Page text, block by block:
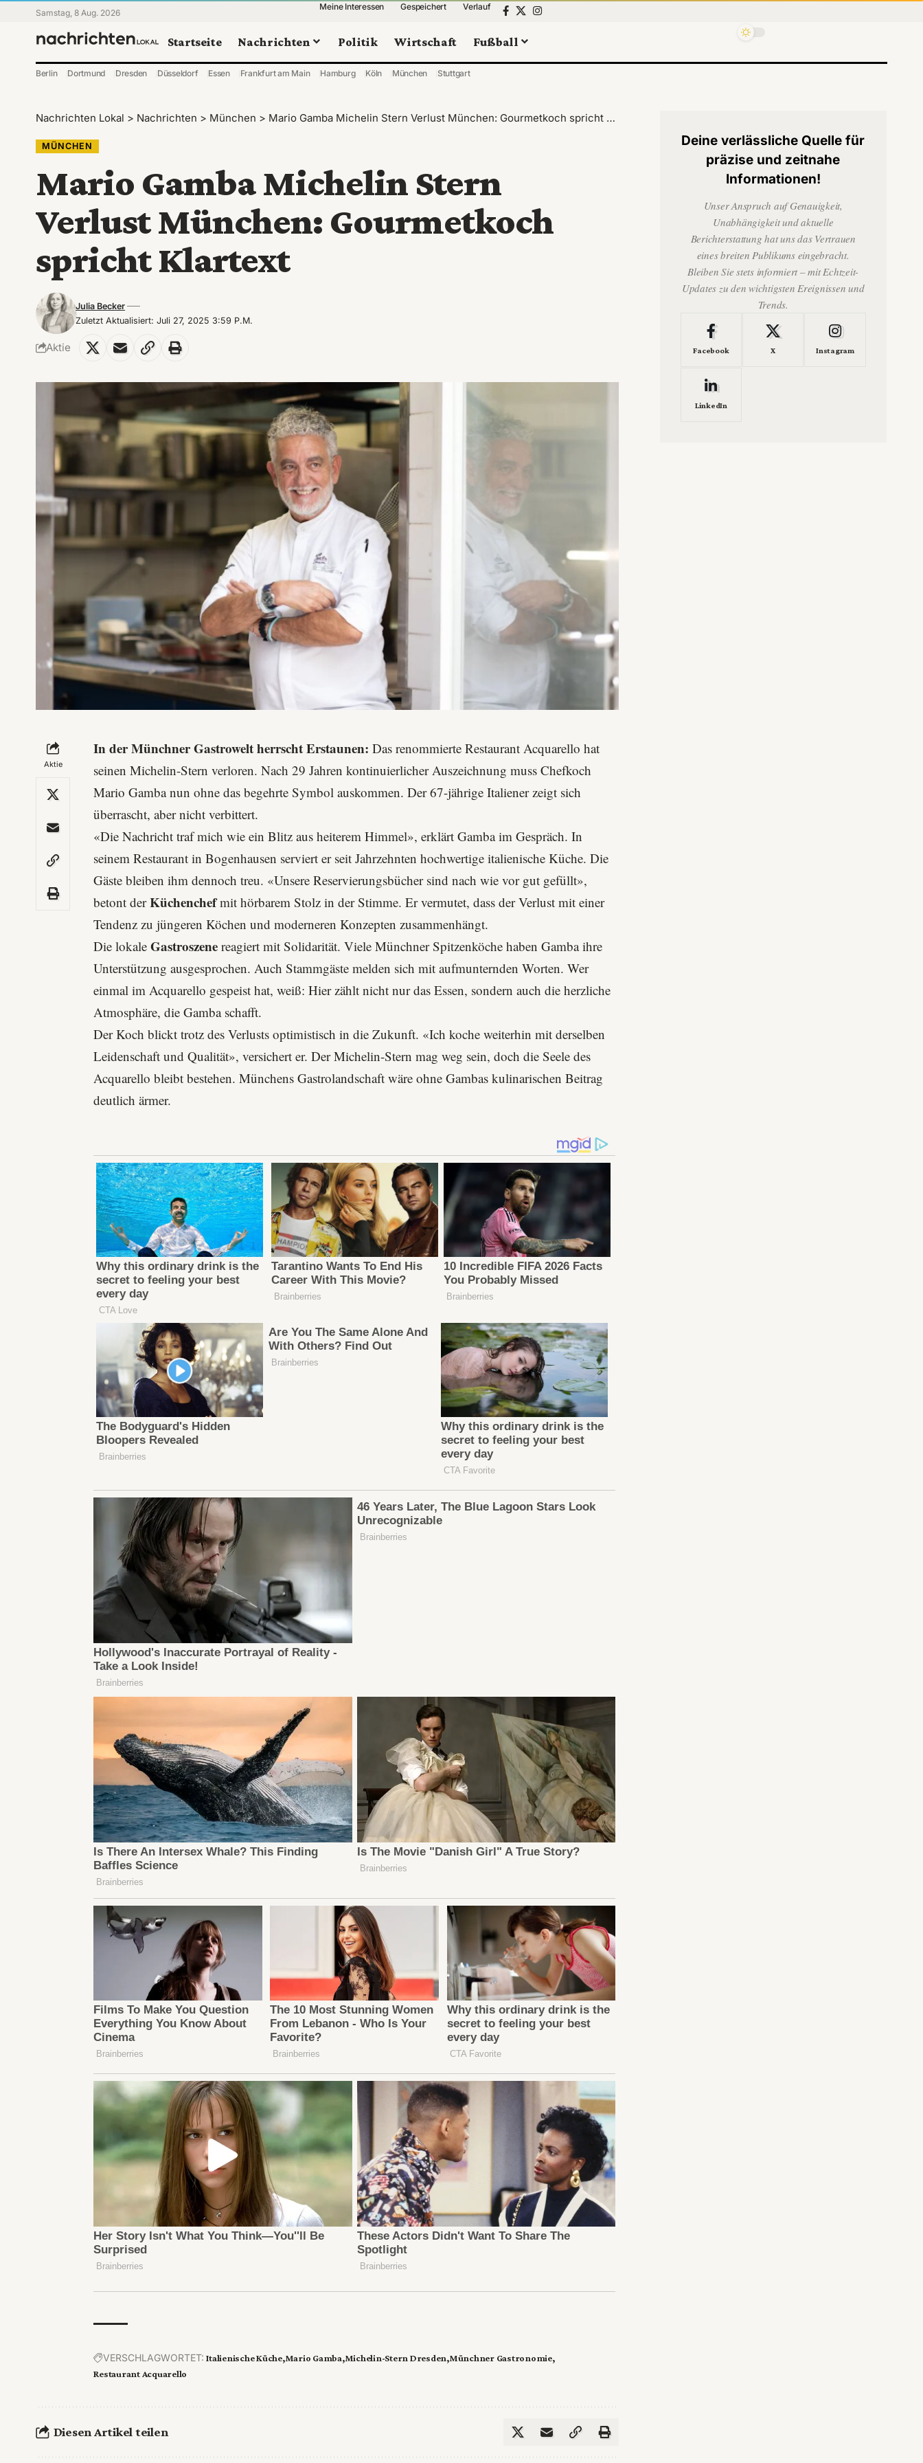
Samstag, 8 Aug. 2026
Meine Interessen Gespeichert Verlauf
Startseite Nachrichten Politik Wirtschaft Fußball
Berlin Dortmund Dresden Düsseldorf Essen Frankfurt am Main Hamburg Köln München Stuttgart
Nachrichten Lokal > Nachrichten > München > Mario Gamba Michelin Stern Verlust München: Gourmetkoch spricht Klartext
MÜNCHEN
Mario Gamba Michelin Stern
Verlust München: Gourmetkoch
spricht Klartext
Zuletzt Aktualisiert: Juli 27, 2025 3:59 P.m.
Julia Becker
Aktie
Aktie
In der Münchner Gastrowelt herrscht Erstaunen: Das renommierte RestaurantAcquarello hat
seinen Michelin-Stern verloren. Nach 29 Jahren kontinuierlicher Auszeichnung muss Chefkoch
Mario Gamba nun ohne das begehrte Symbol auskommen. Der 67-jährige Italiener zeigt sich
überrascht, aber nicht verbittert.
«Die Nachricht traf mich wie ein Blitz aus heiterem Himmel», erklärt Gamba im Gespräch. In
seinem Restaurant in Bogenhausen serviert er seit Jahrzehnten hochwertige italienische Küche. Die
Gäste bleiben ihm dennoch treu. «Unsere Reservierungsbücher sind nach wie vor gut gefüllt»,
betont derKüchenchefmit hörbarem Stolz in der Stimme. Er vermutet, dass der Verlust mit einer
Tendenz zu jüngeren Köchen und moderneren Konzepten zusammenhängt.
Die lokaleGastroszene reagiert mit Solidarität. Viele Münchner Spitzenköche haben Gamba ihre
Unterstützung ausgesprochen. Auch Stammgäste melden sich mit aufmunternden Worten. Wer
einmal imAcquarello gespeist hat, weiß: Hier zählt nicht nur das Essen, sondern auch die herzliche
Atmosphäre, die Gamba schafft.
Der Koch blickt trotz des Verlusts optimistisch in die Zukunft. «Ich koche weiterhin mit derselben
Leidenschaft und Qualität», versichert er. DerMichelin-Stern mag weg sein, doch die Seele des
Acquarello bleibt bestehen. Münchens Gastrolandschaft wäre ohne Gambas kulinarischen Beitrag
deutlich ärmer.
VERSCHLAGWORTET: Italienische Küche Mario Gamba Michelin-Stern Dresden Münchner Gastronomie
Restaurant Acquarello
Diesen Artikel teilen
Deine verlässliche Quelle für
präzise und zeitnahe
Informationen!
Unser Anspruch auf Genauigkeit,
Unabhängigkeit und aktuelle
Berichterstattung hat uns das Vertrauen
eines breiten Publikums eingebracht.
Bleiben Sie stets informiert – mit Echtzeit-
Updates zu den wichtigsten Ereignissen und
Trends.
Facebook X Instagram
LinkedIn